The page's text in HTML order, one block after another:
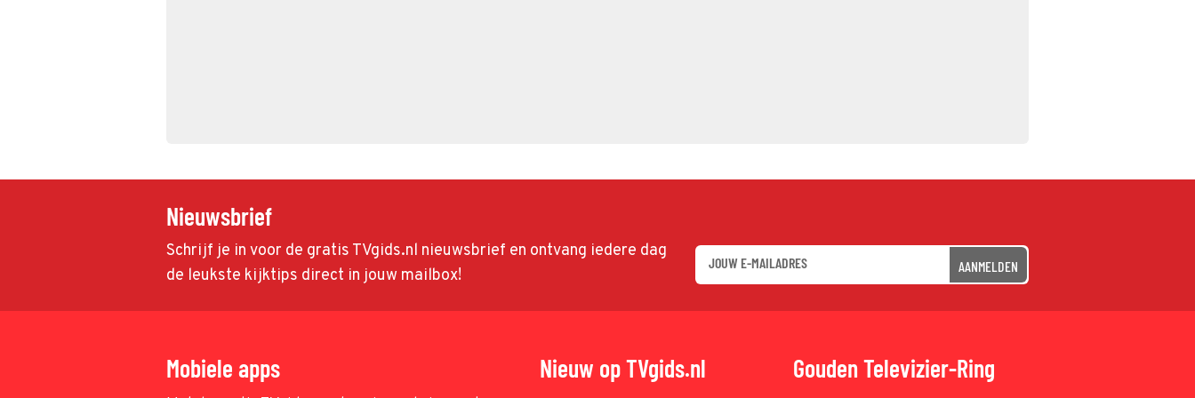
Nieuwsbrief
Schrijf je in voor de gratis TVgids.nl nieuwsbrief en ontvang iedere dag
de leukste kijktips direct in jouw mailbox!
AANMELDEN
Mobiele apps Nieuw op TVgids.nl Gouden Televizier-Ring